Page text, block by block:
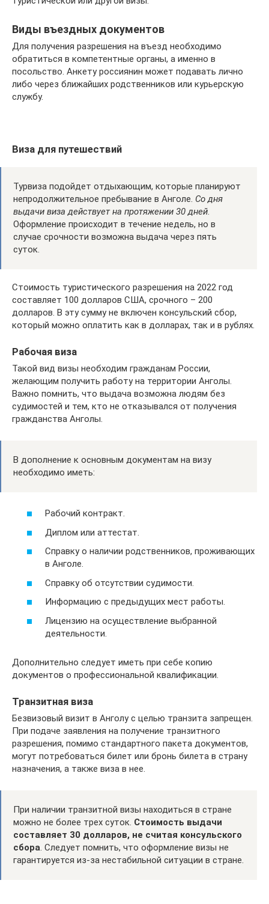
Виды въездных документов
Для получения разрешения на въезд необходимо
обратиться в компетентные органы, а именно в
посольство. Анкету россиянин может подавать лично
либо через ближайших родственников или курьерскую
службу.
Виза для путешествий
Турвиза подойдет отдыхающим, которые планируют
непродолжительное пребывание в Анголе. Со дня
выдачи виза действует на протяжении 30 дней
Оформление происходит в течение недель, но в
случае срочности возможна выдача через пять
суток.
Стоимость туристического разрешения на 2022 год
составляет 100 долларов США, срочного – 200
долларов. В эту сумму не включен консульский сбор,
который можно оплатить как в долларах, так и в рублях.
Рабочая виза
Такой вид визы необходим гражданам России,
желающим получить работу на территории Анголы.
Важно помнить, что выдача возможна людям без
судимостей и тем, кто не отказывался от получения
гражданства Анголы.
В дополнение к основным документам на визу
необходимо иметь:
Рабочий контракт.
Диплом или аттестат.
Справку о наличии родственников, проживающих
в Анголе.
Справку об отсутствии судимости.
Информацию с предыдущих мест работы.
Лицензию на осуществление выбранной
деятельности.
Дополнительно следует иметь при себе копию
документов о профессиональной квалификации.
Транзитная виза
Безвизовый визит в Анголу с целью транзита запрещен.
При подаче заявления на получение транзитного
разрешения, помимо стандартного пакета документов,
могут потребоваться билет или бронь билета в страну
назначения, а также виза в нее.
При наличии транзитной визы находиться в стране
можно не более трех суток. Стоимость выдачи
составляет 30 долларов, не считая консульского
сбора. Следует помнить, что оформление визы не
гарантируется из-за нестабильной ситуации в стране.